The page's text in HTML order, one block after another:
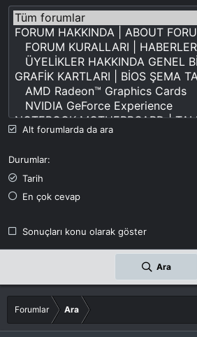
Alt forumlarda da ara
Durumlar
Tarih
En çok cevap
Sonuçları konu olarak göster
Ara
Forumlar Ara